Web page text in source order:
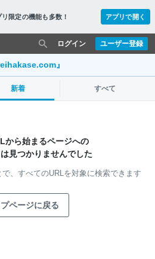
リ限定の機能も多数！ アプリで開く
ユーザー登録
ログイン
』
新着 すべて
から始まるページへの
見つかりませんでした
、 すべてのURLを対象に検索できます
プページに戻る